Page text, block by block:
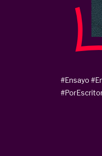
#Ensayo